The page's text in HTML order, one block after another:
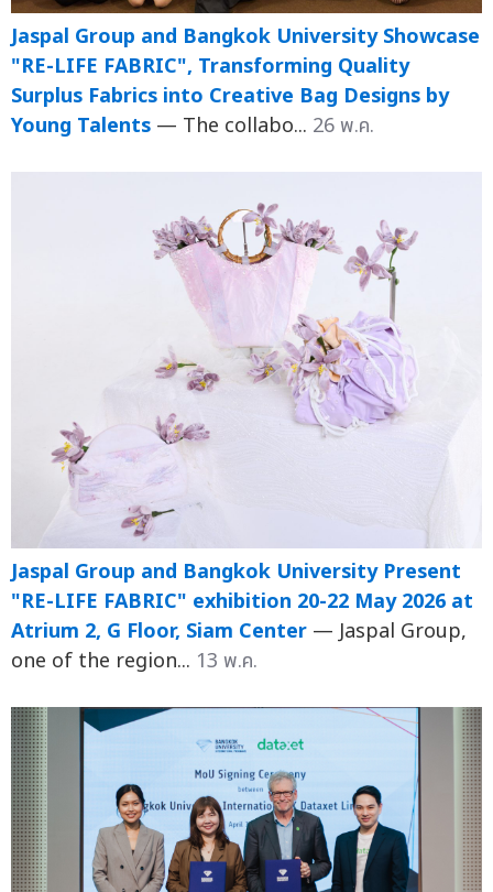
Jaspal Group and Bangkok University Showcase
"RE-LIFE FABRIC", Transforming Quality
Surplus Fabrics into Creative Bag Designs by
Young Talents — The collabo... 26 พ.ค.
Jaspal Group and Bangkok University Present
"RE-LIFE FABRIC" exhibition 20-22 May 2026 at
Atrium 2, G Floor, Siam Center — Jaspal Group,
one of the region... 13 พ.ค.